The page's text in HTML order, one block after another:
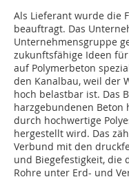
Als Lieferant wurde die
beauftragt. Das
Unternehmensgruppe
zukunftsfähige Ideen
auf Polymerbeton
den Kanalbau, weil der
hoch belastbar ist. Das
harzgebundenen Beton
durch hochwertige
hergestellt wird. Das
Verbund mit den
und Biegefestigkeit, die
Rohre unter Erd- und